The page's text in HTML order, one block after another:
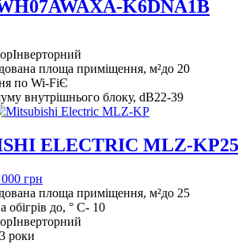
K6DNA1B
Інверторний
площа приміщення, м²до 20
по Wi-FiЄ
внутрішнього блоку, dB22-39
ELECTRIC MLZ-
грн
площа приміщення, м²до 25
обігрів до, ° С- 10
Інверторний
3 роки